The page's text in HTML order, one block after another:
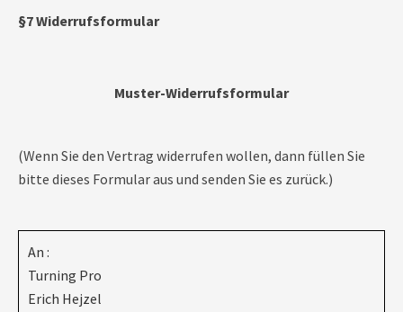
§7 Widerrufsformular
Muster-Widerrufsformular
(Wenn Sie den Vertrag widerrufen wollen, dann füllen Sie
bitte dieses Formular aus und senden Sie es zurück.)
An :
Turning Pro
Erich Hejzel